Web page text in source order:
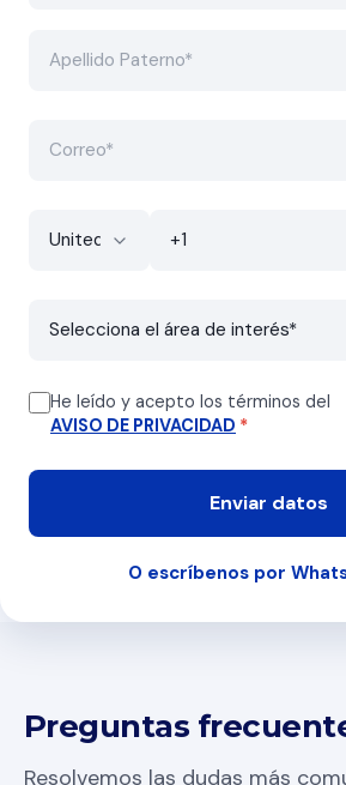
He leído y acepto los términos del
AVISO DE PRIVACIDAD *
O escríbenos por
Preguntas
Resolvemos las dudas más